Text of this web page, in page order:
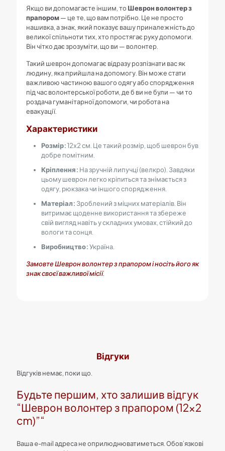
Якщо ви допомагаєте іншим, то Шеврон волонтер з
прапором— це те, що вам потрібно. Це не просто
нашивка, а знак, який показує вашу приналежність до
великої спільноти тих, хто простягає руку допомоги.
Він чітко дає зрозуміти, що ви — волонтер.
Такий шеврон допомагає відразу розпізнати вас як
людину, яка прийшла на допомогу. Він може стати
важливою частиною вашого одягу або спорядження
під час волонтерської роботи, де б ви не були — чи то
роздача гуманітарної допомоги, чи робота на
евакуації.
Характеристики
Розмір:12х2 см. Це такий розмір, щоб шеврон був
добре помітним.
Кріплення: На зручній липучці (велкро). Завдяки
цьому шеврон легко кріпиться та знімається з
одягу, рюкзака чи іншого спорядження.
Матеріал: Зроблений з міцних матеріалів. Він
витримає щоденне використання та збереже
свій вигляд навіть у складних умовах, стійкий до
вологи та сонця.
Виробництво:Україна.
Замовте Шеврон волонтер з прапором і носіть його як
знак своєї важливої місії.
Відгуки
Відгуків немає, поки що.
Будьте першим, хто залишив відгук
“Шеврон волонтер з прапором (12×2
cm)”“
Ваша e-mail адреса не оприлюднюватиметься. Обов’язкові